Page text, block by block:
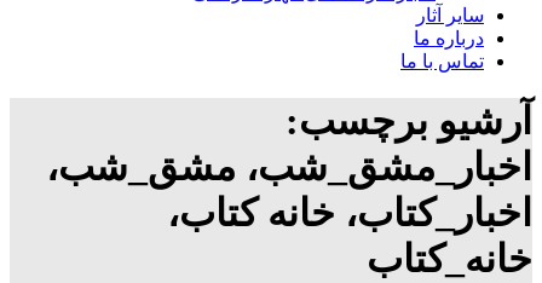
سایر آثار
درباره ما
تماس با ما
آرشیو برچسب:
اخبار_مشق_شب، مشق_شب،
اخبار_کتاب، خانه کتاب،
خانه_کتاب